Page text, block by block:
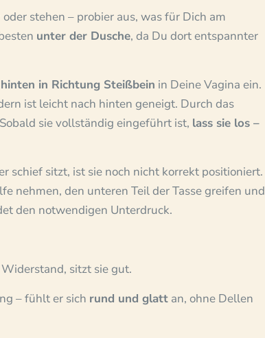
stehen – probier aus, was für Dich am
unter der Dusche, da Du dort entspannter
in Richtung Steißbein in Deine Vagina ein.
ist leicht nach hinten geneigt. Durch das
sie vollständig eingeführt ist, lass sie los –
schief sitzt, ist sie noch nicht korrekt positioniert.
nehmen, den unteren Teil der Tasse greifen und
den notwendigen Unterdruck.
sitzt sie gut.
– fühlt er sich rund und glattan, ohne Dellen